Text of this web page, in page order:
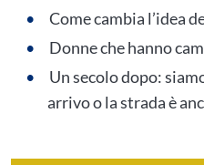
Come cambia l’idea
Donne che hanno
Un secolo dopo:
arrivo o la strada è